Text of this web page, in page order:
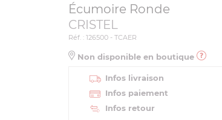
Écumoire Ronde
CRISTEL
Réf. : 126500 - TCAER
Non disponible en boutique
Infos livraison
Infos paiement
Infos retour